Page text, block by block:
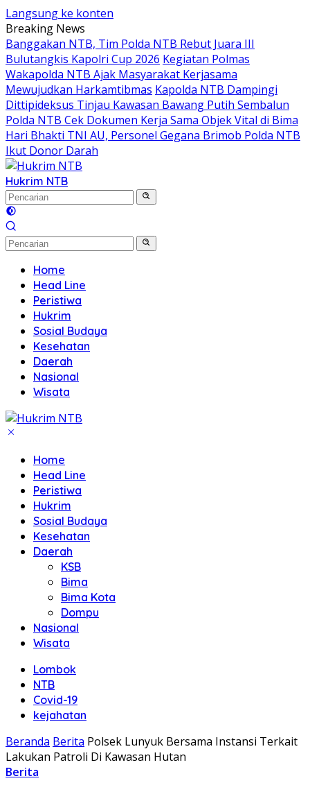
Langsung ke konten
Breaking News
Banggakan NTB, Tim Polda NTB Rebut Juara III
Bulutangkis Kapolri Cup 2026 Kegiatan Polmas
Wakapolda NTB Ajak Masyarakat Kerjasama
Mewujudkan Harkamtibmas Kapolda NTB Dampingi
Dittipideksus Tinjau Kawasan Bawang Putih Sembalun
Polda NTB Cek Dokumen Kerja Sama Objek Vital di Bima
Hari Bhakti TNI AU, Personel Gegana Brimob Polda NTB
Ikut Donor Darah
Hukrim NTB
Home
Head Line
Peristiwa
Hukrim
Sosial Budaya
Kesehatan
Daerah
Nasional
Wisata
Home
Head Line
Peristiwa
Hukrim
Sosial Budaya
Kesehatan
Daerah
KSB
Bima
Bima Kota
Dompu
Nasional
Wisata
Lombok
NTB
Covid-19
kejahatan
Beranda Berita Polsek Lunyuk Bersama Instansi Terkait
Lakukan Patroli Di Kawasan Hutan
Berita